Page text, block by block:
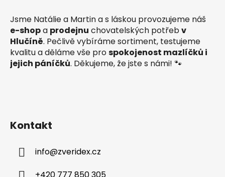
Jsme Natálie a Martin a s láskou provozujeme náš
e-shopa prodejnu chovatelských potřebv
Hlučíně. Pečlivě vybíráme sortiment, testujeme
kvalitu a děláme vše prospokojenost mazlíčků i
jejich páníčků. Děkujeme, že jste s námi! 🐾
Kontakt
info@zveridex.cz